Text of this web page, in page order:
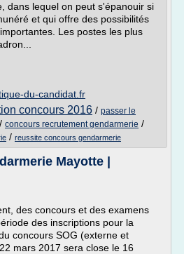
dans lequel on peut s'épanouir si
et qui offre des possibilités
Les postes les plus
du-candidat.fr
concours 2016 / passer le
/ concours recrutement gendarmerie /
/ reussite concours gendarmerie
Mayotte |
des concours et des examens
des inscriptions pour la
concours SOG (externe et
mars 2017 sera close le 16